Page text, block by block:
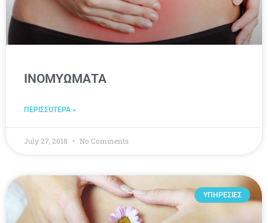
ΙΝΟΜΥΩΜΑΤΑ
ΠΕΡΙΣΣΌΤΕΡΑ »
July 27, 2018 No Comments
ΥΠΗΡΕΣΙΕΣ